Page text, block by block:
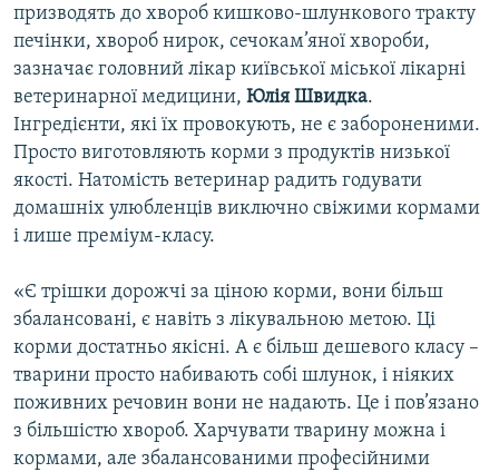
призводять до хвороб кишково-шлункового тракту
печінки, хвороб нирок, сечокам’яної хвороби,
зазначає головний лікар київської міської лікарні
ветеринарної медицини, Юлія Швидка.
Інгредієнти, які їх провокують, не є забороненими.
Просто виготовляють корми з продуктів низької
якості. Натомість ветеринар радить годувати
домашніх улюбленців виключно свіжими кормами
і лише преміум-класу.
«Є трішки дорожчі за ціною корми, вони більш
збалансовані, є навіть з лікувальною метою. Ці
корми достатньо якісні. А є більш дешевого класу –
тварини просто набивають собі шлунок, і ніяких
поживних речовин вони не надають. Це і пов’язано
з більшістю хвороб. Харчувати тварину можна і
кормами, але збалансованими професійними